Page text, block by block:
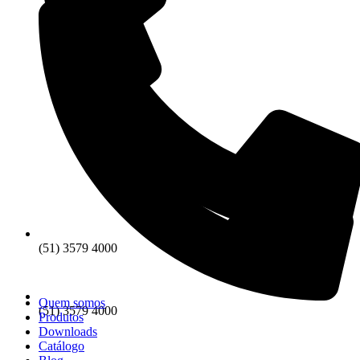
(51) 3579 4000
(51) 3579 4000
Quem somos
Produtos
Downloads
Catálogo